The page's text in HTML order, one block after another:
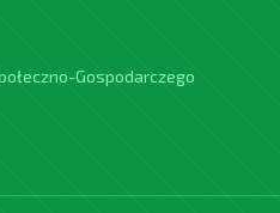
Gospodarczego